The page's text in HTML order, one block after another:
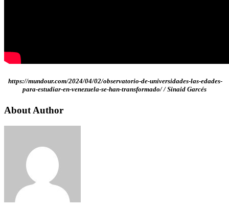
https://mundour.com/2024/04/02/observatorio-de-universidades-las-edades-
para-estudiar-en-venezuela-se-han-transformado/ / Sinaid Garcés
About Author